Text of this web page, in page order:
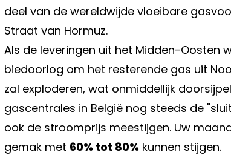
deel van de wereldwijde vloeibare
Straat van Hormuz.
Als de leveringen uit het Midden-Oosten
biedoorlog om het resterende gas uit
zal exploderen, wat onmiddellijk
gascentrales in België nog steeds de
ook de stroomprijs meestijgen. Uw
gemak met 60% tot 80% kunnen stijgen.